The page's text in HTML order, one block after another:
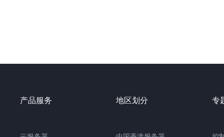
产品服务 地区划分 专